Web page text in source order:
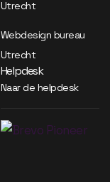
Utrecht
Webdesign bureau
Utrecht
Helpdesk
Naar de helpdesk